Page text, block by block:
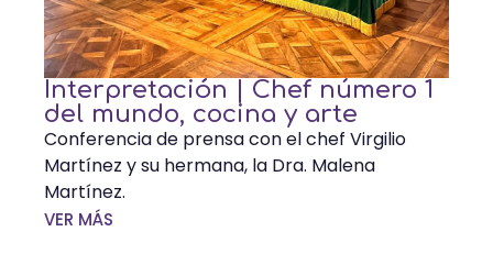
Interpretación | Chef número 1
del mundo, cocina y arte
Conferencia de prensa con el chef Virgilio
Martínez y su hermana, la Dra. Malena
Martínez.
VER MÁS